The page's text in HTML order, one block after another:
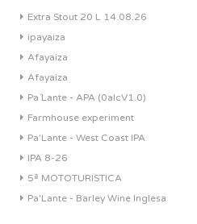
Extra Stout 20 L 14.08.26
ipayaiza
Afayaiza
Afayaiza
Pa´Lante - APA (0alcV1.0)
Farmhouse experiment
Pa'Lante - West Coast IPA
IPA 8-26
5ª MOTOTURISTICA
Pa'Lante - Barley Wine Inglesa